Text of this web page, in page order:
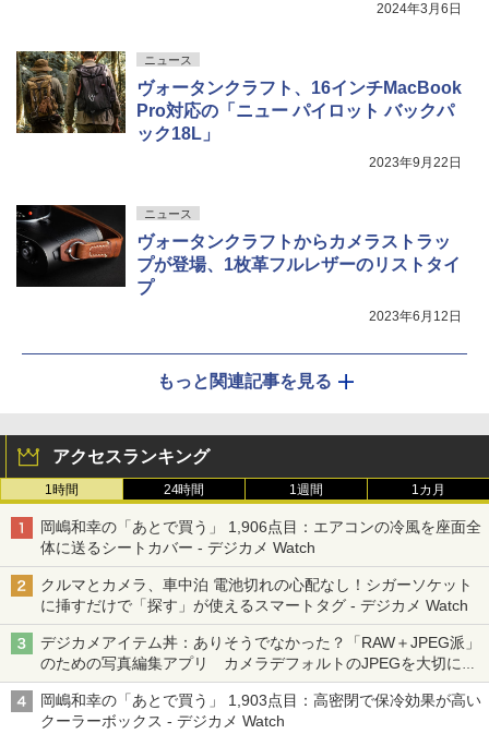
2024年3月6日
ニュース
ヴォータンクラフト、16インチMacBook
Pro対応の「ニュー パイロット バックパ
ック18L」
2023年9月22日
ニュース
ヴォータンクラフトからカメラストラッ
プが登場、1枚革フルレザーのリストタイ
プ
2023年6月12日
もっと関連記事を見る
アクセスランキング
1時間 24時間 1週間 1カ月
岡嶋和幸の「あとで買う」 1,906点目：エアコンの冷風を座面全
体に送るシートカバー - デジカメ Watch
クルマとカメラ、車中泊 電池切れの心配なし！シガーソケット
に挿すだけで「探す」が使えるスマートタグ - デジカメ Watch
デジカメアイテム丼：ありそうでなかった？「RAW＋JPEG派」
のための写真編集アプリ カメラデフォルトのJPEGを大切にす
る「Filmator」
岡嶋和幸の「あとで買う」 1,903点目：高密閉で保冷効果が高い
クーラーボックス - デジカメ Watch